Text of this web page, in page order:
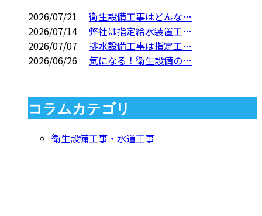
2026/07/21
衛生設備工事はどんな…
2026/07/14
弊社は指定給水装置工…
2026/07/07
排水設備工事は指定工…
2026/06/26
気になる！衛生設備の…
コラムカテゴリ
衛生設備工事・水道工事